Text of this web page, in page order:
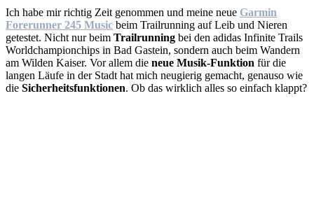
Ich habe mir richtig Zeit genommen und meine neue Garmin
Forerunner 245 Music beim Trailrunning auf Leib und Nieren
getestet. Nicht nur beim Trailrunning bei den adidas Infinite Trails
Worldchampionchips in Bad Gastein, sondern auch beim Wandern
am Wilden Kaiser. Vor allem die neue Musik-Funktion für die
langen Läufe in der Stadt hat mich neugierig gemacht, genauso wie
die Sicherheitsfunktionen. Ob das wirklich alles so einfach klappt?